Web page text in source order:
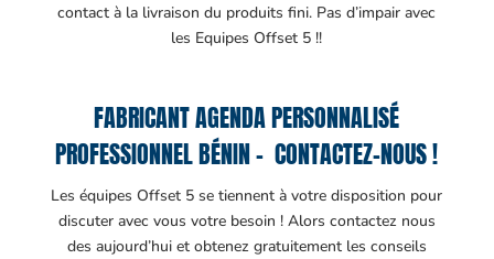
contact à la livraison du produits fini. Pas d’impair avec
les Equipes Offset 5 !!
FABRICANT AGENDA PERSONNALISÉ
PROFESSIONNEL BÉNIN – CONTACTEZ-NOUS !
Les équipes Offset 5 se tiennent à votre disposition pour
discuter avec vous votre besoin ! Alors contactez nous
des aujourd’hui et obtenez gratuitement les conseils